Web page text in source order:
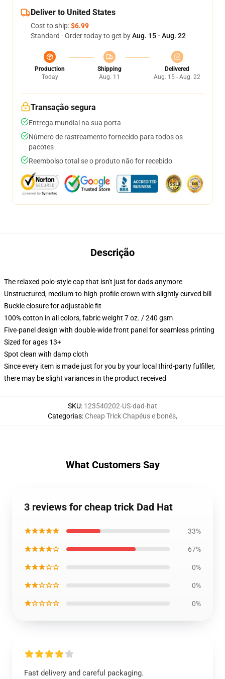
Deliver to United States
Cost to ship:$6.99
Standard - Order today to get byAug. 15 - Aug. 22
Production
Today
Shipping
Aug. 11
Delivered
Aug. 15 - Aug. 22
Transação segura
Entrega mundial na sua porta
Número de rastreamento fornecido para todos os
pacotes
Reembolso total se o produto não for recebido
Descrição
The relaxed polo-style cap that isn't just for dads anymore
Unstructured, medium-to-high-profile crown with slightly curved bill
Buckle closure for adjustable fit
100% cotton in all colors, fabric weight 7 oz. / 240 gsm
Five-panel design with double-wide front panel for seamless printing
Sized for ages 13+
Spot clean with damp cloth
Since every item is made just for you by your local third-party fulfiller,
there may be slight variances in the product received
SKU: 123540202-US-dad-hat
Categorias: Cheap Trick Chapéus e bonés,
What Customers Say
3 reviews for cheap trick Dad Hat
★★★★★ 33%
★★★★☆ 67%
★★★☆☆ 0%
★★☆☆☆ 0%
★☆☆☆☆ 0%
Fast delivery and careful packaging.